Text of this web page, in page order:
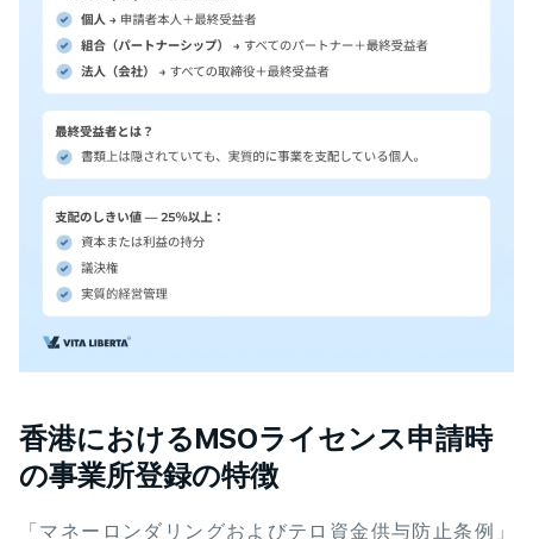
香港におけるMSOライセンス申請時
の事業所登録の特徴
「マネーロンダリングおよびテロ資金供与防止条例」